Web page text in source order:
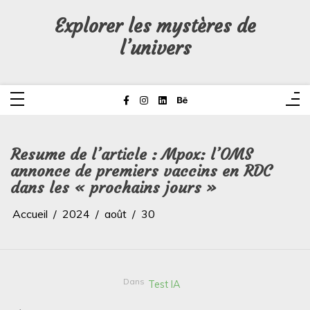
Explorer les mystères de
l’univers
Resume de l’article : Mpox: l’OMS
annonce de premiers vaccins en RDC
dans les « prochains jours »
Accueil 2024 août 30
Dans Test IA